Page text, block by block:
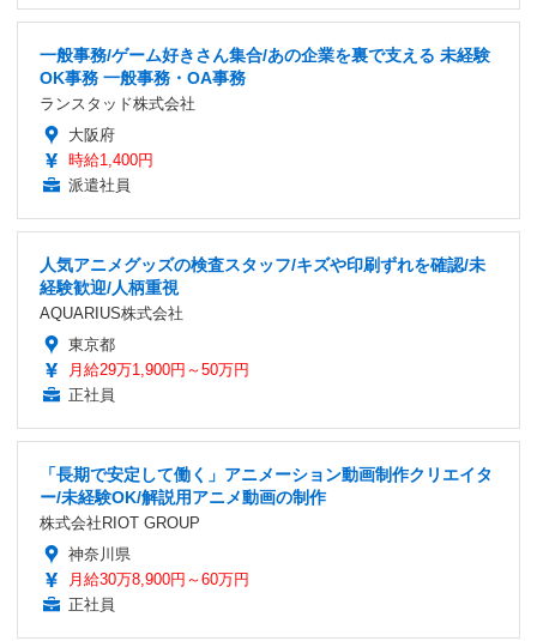
一般事務/ゲーム好きさん集合/あの企業を裏で支える 未経験
OK事務 一般事務・OA事務
ランスタッド株式会社
大阪府
時給1,400円
派遣社員
人気アニメグッズの検査スタッフ/キズや印刷ずれを確認/未
経験歓迎/人柄重視
AQUARIUS株式会社
東京都
月給29万1,900円～50万円
正社員
「長期で安定して働く」アニメーション動画制作クリエイタ
ー/未経験OK/解説用アニメ動画の制作
株式会社RIOT GROUP
神奈川県
月給30万8,900円～60万円
正社員